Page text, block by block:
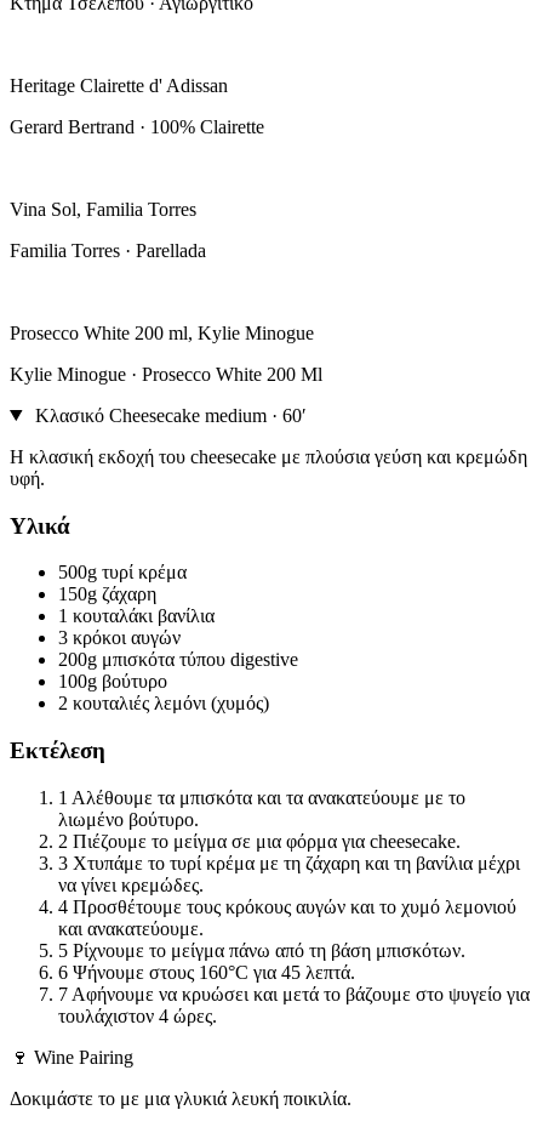
Heritage Clairette d' Adissan
Gerard Bertrand · 100% Clairette
Vina Sol, Familia Torres
Familia Torres · Parellada
Prosecco White 200 ml, Kylie Minogue
Kylie Minogue · Prosecco White 200 Ml
Κλασικό Cheesecake medium · 60′
Η κλασική εκδοχή του cheesecake με πλούσια γεύση και κρεμώδη
υφή.
Υλικά
500g τυρί κρέμα
150g ζάχαρη
1 κουταλάκι βανίλια
3 κρόκοι αυγών
200g μπισκότα τύπου digestive
100g βούτυρο
2 κουταλιές λεμόνι (χυμός)
Εκτέλεση
1 Αλέθουμε τα μπισκότα και τα ανακατεύουμε με το
λιωμένο βούτυρο.
2 Πιέζουμε το μείγμα σε μια φόρμα για cheesecake.
3 Χτυπάμε το τυρί κρέμα με τη ζάχαρη και τη βανίλια μέχρι
να γίνει κρεμώδες.
4 Προσθέτουμε τους κρόκους αυγών και το χυμό λεμονιού
και ανακατεύουμε.
5 Ρίχνουμε το μείγμα πάνω από τη βάση μπισκότων.
6 Ψήνουμε στους 160°C για 45 λεπτά.
7 Αφήνουμε να κρυώσει και μετά το βάζουμε στο ψυγείο για
τουλάχιστον 4 ώρες.
🍷 Wine Pairing
Δοκιμάστε το με μια γλυκιά λευκή ποικιλία.